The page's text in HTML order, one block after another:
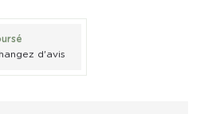
d'avis